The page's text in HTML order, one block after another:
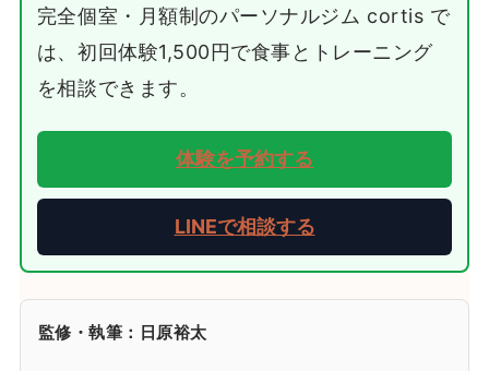
完全個室・月額制のパーソナルジム cortis で
は、初回体験1,500円で食事とトレーニング
を相談できます。
体験を予約する
LINEで相談する
監修・執筆：日原裕太